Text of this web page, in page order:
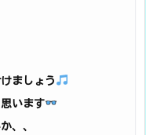
ましょう
います
、、